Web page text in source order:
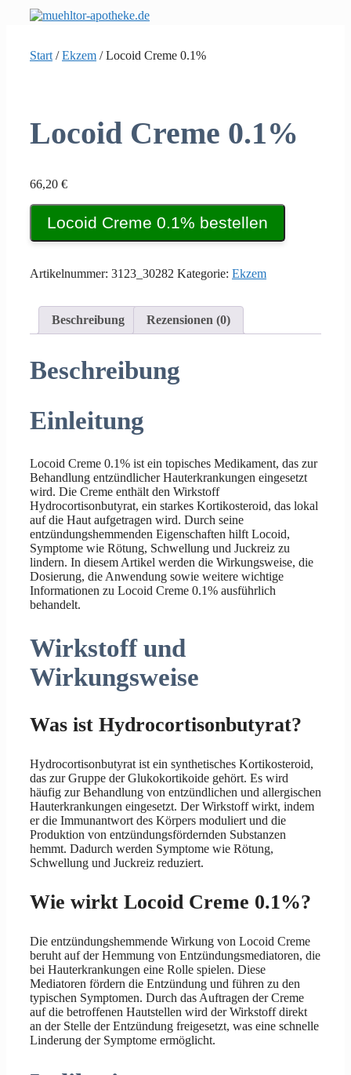
Start /Ekzem / Locoid Creme 0.1%
Locoid Creme 0.1%
66,20 €
Locoid Creme 0.1% bestellen
Artikelnummer: 3123_30282 Kategorie: Ekzem
Beschreibung Rezensionen (0)
Beschreibung
Einleitung
Locoid Creme 0.1% ist ein topisches Medikament, das zur
Behandlung entzündlicher Hauterkrankungen eingesetzt
wird. Die Creme enthält den Wirkstoff
Hydrocortisonbutyrat, ein starkes Kortikosteroid, das lokal
auf die Haut aufgetragen wird. Durch seine
entzündungshemmenden Eigenschaften hilft Locoid,
Symptome wie Rötung, Schwellung und Juckreiz zu
lindern. In diesem Artikel werden die Wirkungsweise, die
Dosierung, die Anwendung sowie weitere wichtige
Informationen zu Locoid Creme 0.1% ausführlich
behandelt.
Wirkstoff und
Wirkungsweise
Was ist Hydrocortisonbutyrat?
Hydrocortisonbutyrat ist ein synthetisches Kortikosteroid,
das zur Gruppe der Glukokortikoide gehört. Es wird
häufig zur Behandlung von entzündlichen und allergischen
Hauterkrankungen eingesetzt. Der Wirkstoff wirkt, indem
er die Immunantwort des Körpers moduliert und die
Produktion von entzündungsfördernden Substanzen
hemmt. Dadurch werden Symptome wie Rötung,
Schwellung und Juckreiz reduziert.
Wie wirkt Locoid Creme 0.1%?
Die entzündungshemmende Wirkung von Locoid Creme
beruht auf der Hemmung von Entzündungsmediatoren, die
bei Hauterkrankungen eine Rolle spielen. Diese
Mediatoren fördern die Entzündung und führen zu den
typischen Symptomen. Durch das Auftragen der Creme
auf die betroffenen Hautstellen wird der Wirkstoff direkt
an der Stelle der Entzündung freigesetzt, was eine schnelle
Linderung der Symptome ermöglicht.